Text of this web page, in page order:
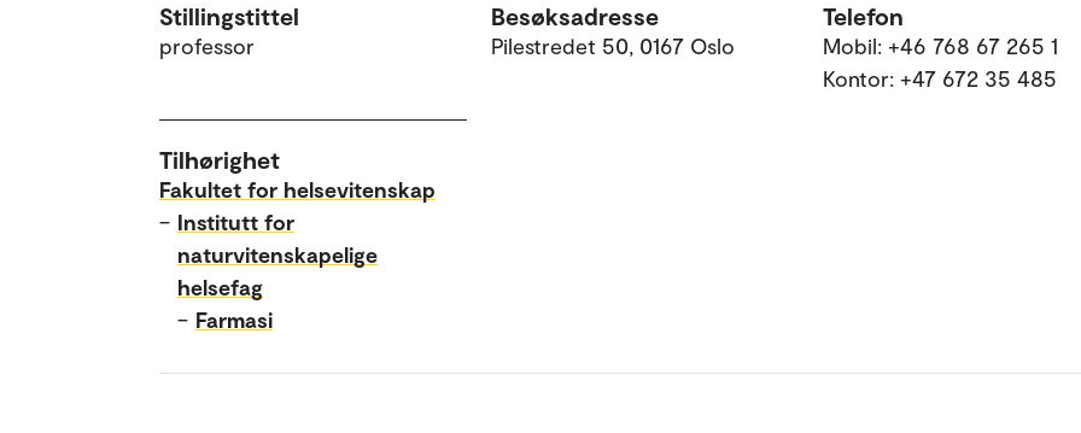
Stillingstittel
professor
Besøksadresse
Pilestredet 50, 0167 Oslo
Telefon
Mobil: +46 768 67 265 1
Kontor: +47 672 35 485
Tilhørighet
Fakultet for helsevitenskap
– Institutt for
naturvitenskapelige
helsefag
– Farmasi